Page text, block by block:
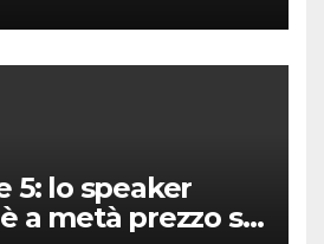
5: lo speaker
a metà prezzo su